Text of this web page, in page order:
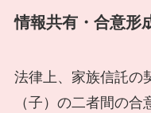
情報共有・合意形
法律上、家族信託の
（子）の二者間の